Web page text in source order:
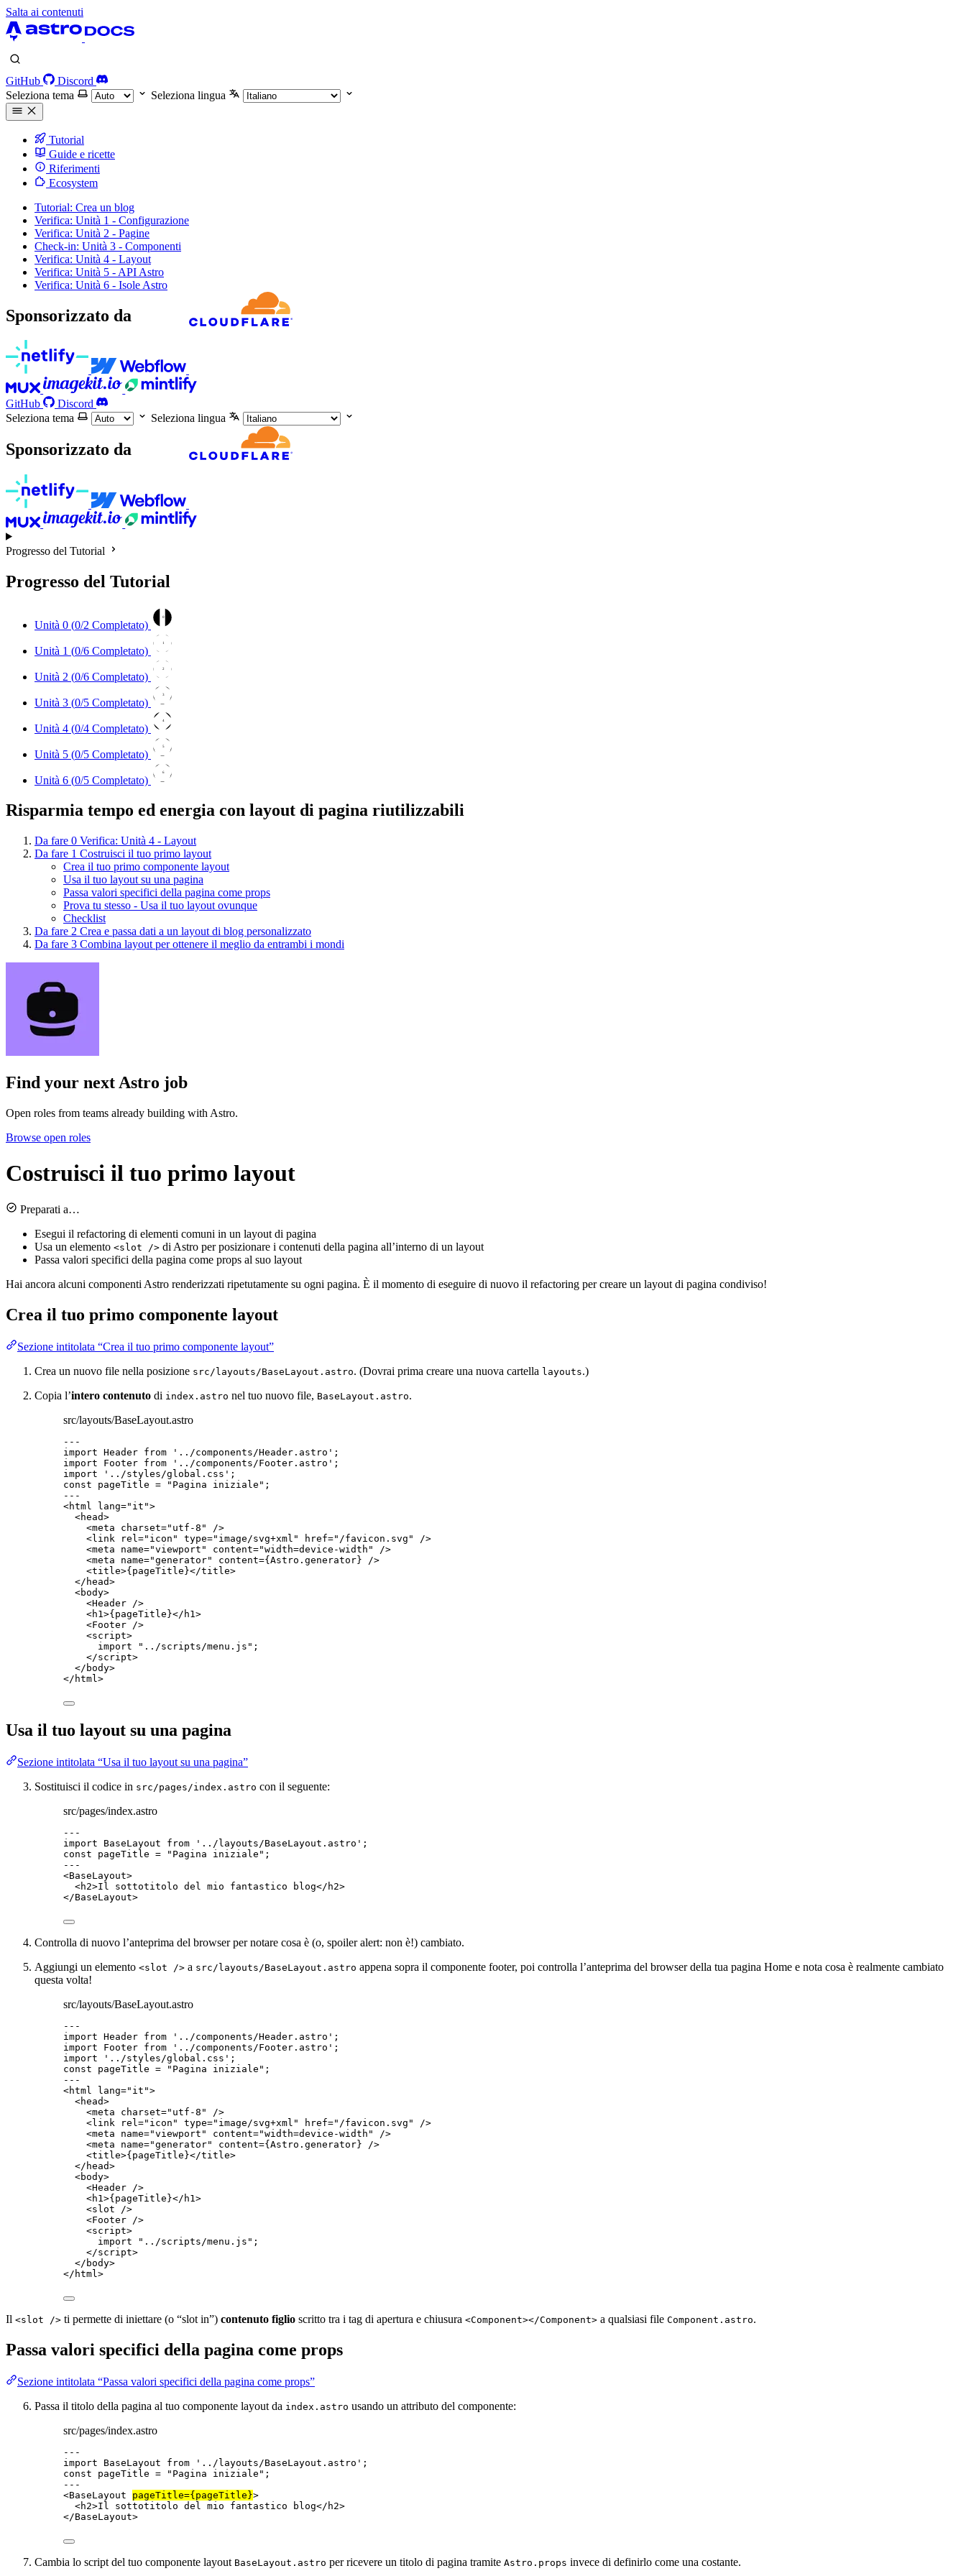
Salta ai contenuti
GitHub
Discord
Seleziona tema
Seleziona lingua
Tutorial
Guide e ricette
Riferimenti
Ecosystem
Tutorial: Crea un blog
Verifica: Unità 1 - Configurazione
Verifica: Unità 2 - Pagine
Check-in: Unità 3 - Componenti
Verifica: Unità 4 - Layout
Verifica: Unità 5 - API Astro
Verifica: Unità 6 - Isole Astro
Sponsorizzato da
GitHub
Discord
Seleziona tema
Seleziona lingua
Sponsorizzato da
Progresso del Tutorial
Progresso del Tutorial
Unità 0 (0/2 Completato)
0
Unità 1 (0/6 Completato)
1
Unità 2 (0/6 Completato)
2
Unità 3 (0/5 Completato)
3
Unità 4 (0/4 Completato)
4
Unità 5 (0/5 Completato)
5
Unità 6 (0/5 Completato)
6
Risparmia tempo ed energia con layout di pagina riutilizzabili
Da fare 0 Verifica: Unità 4 - Layout
Da fare 1 Costruisci il tuo primo layout
Crea il tuo primo componente layout
Usa il tuo layout su una pagina
Passa valori specifici della pagina come props
Prova tu stesso - Usa il tuo layout ovunque
Checklist
Da fare 2 Crea e passa dati a un layout di blog personalizzato
Da fare 3 Combina layout per ottenere il meglio da entrambi i mondi
Find your nextAstro job
Open roles from teams already building with Astro.
Browse open roles
Costruisci il tuo primo layout
Preparati a…
Esegui il refactoring di elementi comuni in un layout di pagina
Usa un elemento <slot /> di Astro per posizionare i contenuti della pagina all’interno di un layout
Passa valori specifici della pagina come props al suo layout
Hai ancora alcuni componenti Astro renderizzati ripetutamente su ogni pagina. È il momento di eseguire di nuovo il refactoring per creare un layout di pagina condiviso!
Crea il tuo primo componente layout
Sezione intitolata “Crea il tuo primo componente layout”
Crea un nuovo file nella posizione src/layouts/BaseLayout.astro. (Dovrai prima creare una nuova cartella layouts.)
Copia l’intero contenuto di index.astro nel tuo nuovo file, BaseLayout.astro.
src/layouts/BaseLayout.astro
---
import Header from ' ../components/Header.astro ' ;
import Footer from ' ../components/Footer.astro ' ;
import
' ../styles/global.css ' ;
const pageTitle = " Pagina iniziale " ;
---
<html lang=" it ">
<head>
<meta charset=" utf-8 "
/>
<link rel =" icon " type=" image/svg+xml " href=" /favicon.svg "
/>
<meta name="viewport " content="width=device-width "
/>
<meta name="generator" content={ Astro . generator } />
<title>{ pageTitle }</title>
</ head>
<body>
<Header />
<h1 >{ pageTitle }</ h1 >
<Footer />
<script>
import
" ../scripts/menu.js " ;
</script>
</ body>
</ html >
Usa il tuo layout su una pagina
Sezione intitolata “Usa il tuo layout su una pagina”
Sostituisci il codice in src/pages/index.astro con il seguente:
src/pages/index.astro
---
import BaseLayout from ' ../layouts/BaseLayout.astro ' ;
const pageTitle = " Pagina iniziale " ;
---
<BaseLayout>
<h2>Il sottotitolo del mio fantastico blog</ h2>
</BaseLayout>
Controlla di nuovo l’anteprima del browser per notare cosa è (o, spoiler alert: non è!) cambiato.
Aggiungi un elemento <slot /> a src/layouts/BaseLayout.astro appena sopra il componente footer, poi controlla l’anteprima del browser della tua pagina Home e nota cosa è realmente cambiato
questa volta!
src/layouts/BaseLayout.astro
---
import Header from ' ../components/Header.astro ' ;
import Footer from ' ../components/Footer.astro ' ;
import
' ../styles/global.css ' ;
const pageTitle = " Pagina iniziale " ;
---
<html lang=" it ">
<head>
<meta charset=" utf-8 "
/>
<link rel =" icon " type=" image/svg+xml " href=" /favicon.svg "
/>
<meta name="viewport " content="width=device-width "
/>
<meta name="generator" content={Astro . generator} />
<title>{pageTitle}</title>
</ head>
<body>
<Header />
<h1 >{pageTitle}</ h1 >
<slot />
<Footer />
<script>
import
" ../scripts/menu.js " ;
</script>
</ body>
</ html >
Il <slot /> ti permette di iniettare (o “slot in”) contenuto figlio scritto tra i tag di apertura e chiusura <Component></Component> a qualsiasi file Component.astro.
Passa valori specifici della pagina come props
Sezione intitolata “Passa valori specifici della pagina come props”
Passa il titolo della pagina al tuo componente layout da index.astro usando un attributo del componente:
src/pages/index.astro
---
import BaseLayout from ' ../layouts/BaseLayout.astro ' ;
const pageTitle = " Pagina iniziale " ;
---
<BaseLayout pageTitle={pageTitle}>
<h2>Il sottotitolo del mio fantastico blog</ h2>
</BaseLayout>
Cambia lo script del tuo componente layout BaseLayout.astro per ricevere un titolo di pagina tramite Astro.props invece di definirlo come una costante.